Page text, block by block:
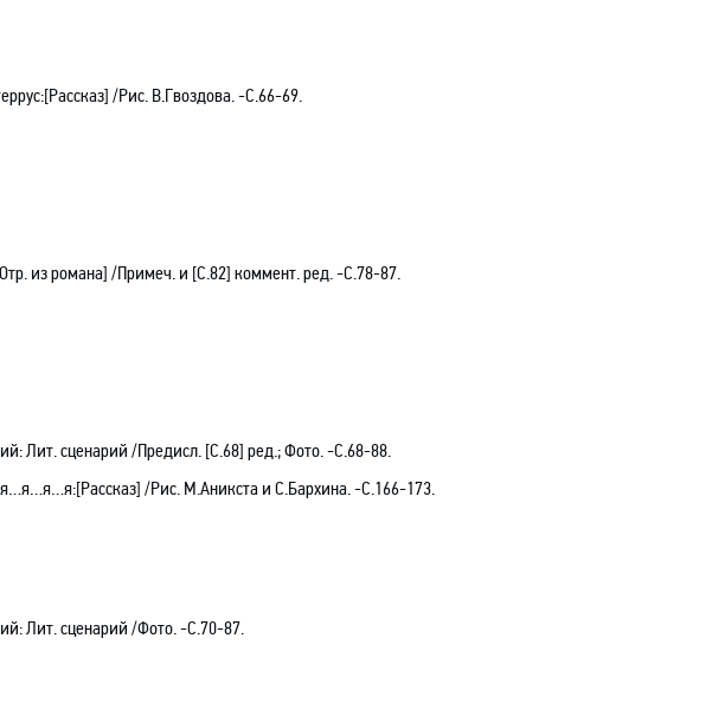
/Рис. В.Гвоздова. -С.66-69.
из романа] /Примеч. и [С.82] коммент. ред. -С.78-87.
Лит. сценарий /Предисл. [С.68] ред.; Фото. -C.68-88.
/Рис. М.Аникста и С.Бархина. -С.166-173.
Лит. сценарий /Фото. -C.70-87.